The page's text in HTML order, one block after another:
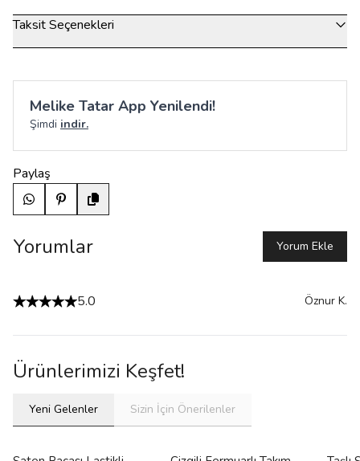
Taksit Seçenekleri
Melike Tatar App Yenilendi!
Şimdi indir.
Paylaş
Yorumlar Yorum Ekle
5.0 Öznur K.
Ürünlerimizi Keşfet!
Yeni Gelenler Sizin İçin Önerilenler